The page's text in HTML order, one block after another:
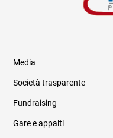
Informazioni
Media
Società trasparente
Fundraising
Gare e appalti